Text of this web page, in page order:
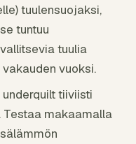
tuulensuojaksi,
tuntuu
tuulia
vuoksi.
underquilt tiiviisti
Testaa makaamalla